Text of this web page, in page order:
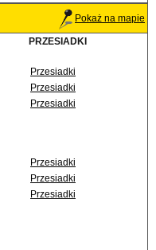
Pokaż na mapie
PRZESIADKI
Przesiadki
Przesiadki
Przesiadki
Przesiadki
Przesiadki
Przesiadki